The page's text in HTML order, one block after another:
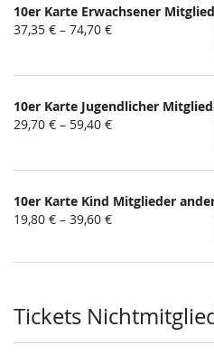
10er Karte Erwachsener
von
37,35 € – 74,70 €
10er Karte Jugendlicher
von
29,70 € – 59,40 €
10er Karte Kind Mitglieder
von
19,80 € – 39,60 €
Tickets